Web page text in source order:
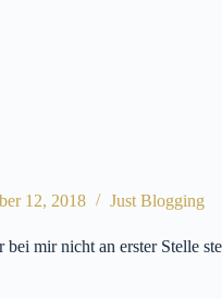
12, 2018 Just Blogging
mir nicht an erster Stelle